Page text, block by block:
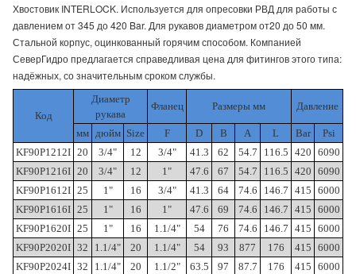
Хвостовик INTERLOCK. Используется для опресовки РВД для работы с
давлением от 345 до 420 Bar. Для рукавов диаметром от20 до 50 мм.
Стальной корпус, оцинкованный горячим способом. Компанией
СеверГидро предлагается справедливая цена для фитингов этого типа:
надёжных, со значительным сроком службы.
Код
Диаметр
рукава
Фланец Размеры мм Давление
мм дюйм Size F D B A L Bar
Psi
KF90P1212I 20 3/4" 12 3/4" 41.3 62 54.7 116.5 420 6090
KF90P1216I 20 3/4" 12 1" 47.6 67 54.7 116.5 420 6090
KF90P1612I 25 1" 16 3/4" 41.3 64 74.6 146.7 415 6000
KF90P1616I 25 1" 16 1" 47.6 69 74.6 146.7 415 6000
KF90P1620I 25 1" 16 1.1/4" 54 76 74.6 146.7 415 6000
KF90P2020I 32 1.1/4" 20 1.1/4" 54 93 877 176 415 6000
KF90P2024I 32 1.1/4" 20 1.1/2" 63.5 97 87.7 176 415 6000